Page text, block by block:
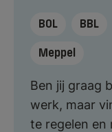
BOL BBL
Meppel
Ben jij graag
werk, maar
te regelen en